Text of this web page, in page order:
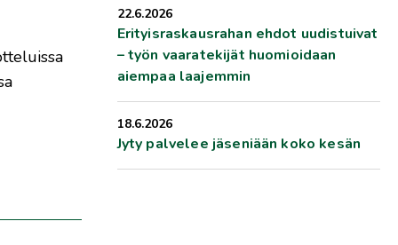
22.6.2026
Erityisraskausrahan ehdot uudistuivat
– työn vaaratekijät huomioidaan
aiempaa laajemmin
18.6.2026
Jyty palvelee jäseniään koko kesän